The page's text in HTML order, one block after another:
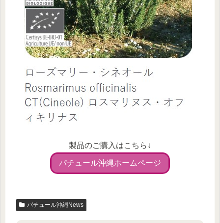
製品のご購入はこちら↓
パチュール沖縄ホームページ
パチュール沖縄News